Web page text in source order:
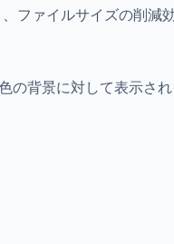
ファイルサイズの削減
の背景に対して表示さ